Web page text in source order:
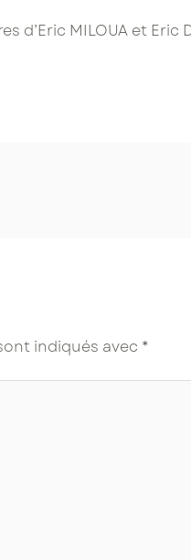
MILOUA et Eric
indiqués avec *